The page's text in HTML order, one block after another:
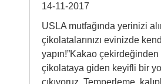
14-11-2017
USLA mutfağında yerinizi
çikolatalarınızı evinizde
yapın!”Kakao çekirdeğinden
çikolataya giden keyifli bir
çıkıyoruz. Temperleme,